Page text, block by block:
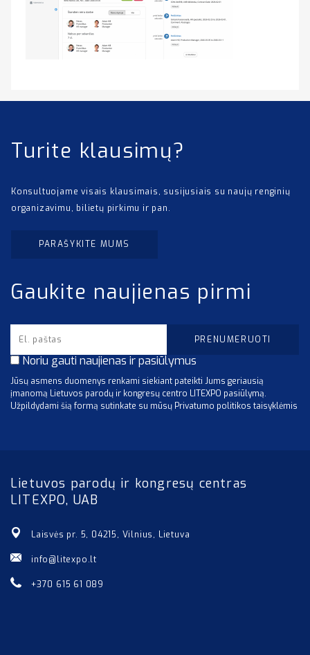
Turite klausimų?
Konsultuojame visais klausimais, susijusiais su naujų renginių
organizavimu, bilietų pirkimu ir pan.
PARAŠYKITE MUMS
Gaukite naujienas pirmi
Noriu gauti naujienas ir pasiūlymus
Jūsų asmens duomenys renkami siekiant pateikti Jums geriausią
įmanomą Lietuvos parodų ir kongresų centro LITEXPO pasiūlymą.
Užpildydami šią formą sutinkate su mūsų Privatumo politikos taisyklėmis
Lietuvos parodų ir kongresų centras
LITEXPO, UAB
Laisvės pr. 5, 04215, Vilnius, Lietuva
info@litexpo.lt
+370 615 61 089